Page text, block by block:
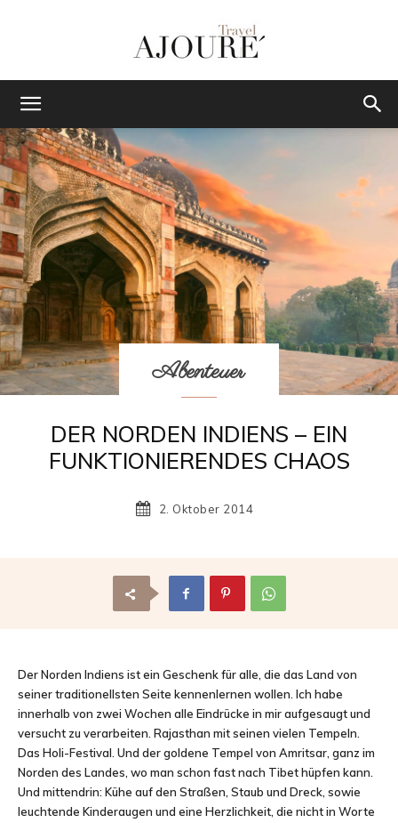
TRAVEL
|
Das
Reisemagazin
mit
Abenteuer
DER NORDEN INDIENS – EIN
FUNKTIONIERENDES CHAOS
2. Oktober 2014
Der Norden Indiens ist ein Geschenk für alle, die das Land von
seiner traditionellsten Seite kennenlernen wollen. Ich habe
innerhalb von zwei Wochen alle Eindrücke in mir aufgesaugt und
versucht zu verarbeiten. Rajasthan mit seinen vielen Tempeln.
Das Holi-Festival. Und der goldene Tempel von Amritsar, ganz im
Norden des Landes, wo man schon fast nach Tibet hüpfen kann.
Und mittendrin: Kühe auf den Straßen, Staub und Dreck, sowie
leuchtende Kinderaugen und eine Herzlichkeit, die nicht in Worte